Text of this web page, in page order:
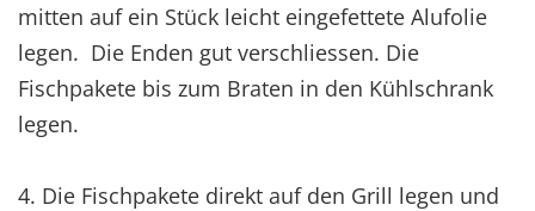
mitten auf ein Stück leicht eingefettete Alufolie
legen. Die Enden gut verschliessen. Die
Fischpakete bis zum Braten in den Kühlschrank
legen.
4. Die Fischpakete direkt auf den Grill legen und